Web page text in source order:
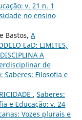
v. 21 n. 1
no ensino
Bastos, A
EaD: LIMITES,
A
de
Saberes: Filosofia e
, Saberes:
e Educação: v. 24
Vozes plurais e